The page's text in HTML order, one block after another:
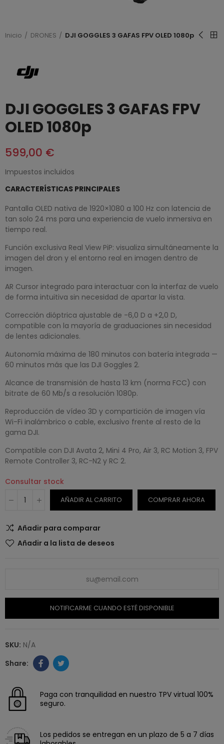
Inicio DRONES DJI GOGGLES 3 GAFAS FPV OLED 1080p
DJI GOGGLES 3 GAFAS FPV
OLED 1080p
599,00 €
Impuestos incluidos
CARACTERÍSTICAS PRINCIPALES
Pantalla OLED nativa de 1920×1080 a 100 Hz con latencia de
tan solo 24 ms para una experiencia de vuelo inmersiva en
tiempo real.
Función exclusiva Real View PiP: visualiza simultáneamente la
imagen del dron y el entorno real en imagen dentro de
imagen.
AR Cursor integrado para interactuar con la interfaz de vuelo
de forma intuitiva sin necesidad de apartar la vista.
Corrección dióptrica ajustable de -6,0 D a +2,0 D,
compatible con la mayoría de graduaciones sin necesidad
de lentes adicionales.
Autonomía máxima de 180 minutos con batería integrada —
60 minutos más que las DJI Goggles 2.
Alcance de transmisión de hasta 13 km (norma FCC) con
bitrate de 60 Mb/s a resolución 1080p.
Reproducción de vídeo 3D y compartición de imagen vía
Wi-Fi inalámbrico o cable, exclusivo frente al resto de la
gama DJI.
Compatible con DJI Avata 2, Mini 4 Pro, Air 3, RC Motion 3, FPV
Remote Controller 3, RC-N2 y RC 2.
Consultar stock
AÑADIR AL CARRITO COMPRAR AHORA
Añadir para comparar
Añadir a la lista de deseos
NOTIFICARME CUANDO ESTÉ DISPONIBLE
SKU: N/A
Paga con tranquilidad en nuestro TPV virtual 100%
seguro.
Los pedidos se entregan en un plazo de 5 a 7 días